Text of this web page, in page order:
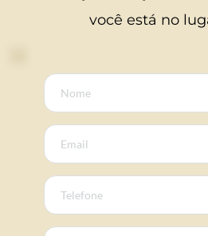
você está no